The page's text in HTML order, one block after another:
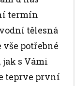
termín
tělesná
potřebné
jak s Vámi
teprve první